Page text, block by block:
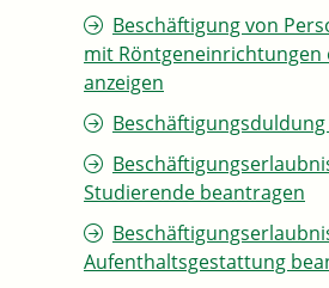
Beschäftigung von
mit
anzeigen
Studierende beantragen
Aufenthaltsgestattung